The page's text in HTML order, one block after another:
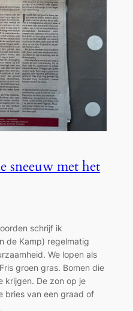
sneeuw met het
schrijf ik
de Kamp) regelmatig
We lopen als
groen gras. Bomen die
krijgen. De zon op je
bries van een graad of